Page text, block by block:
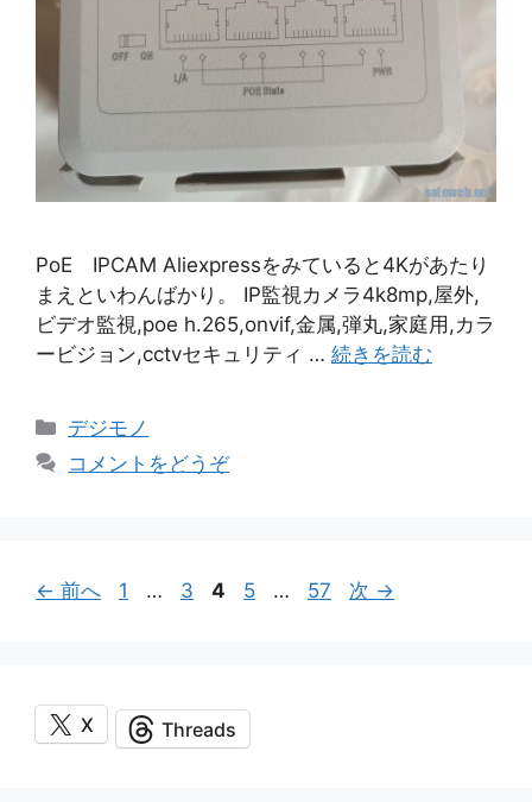
PoE IPCAM Aliexpressをみていると4Kがあたり
まえといわんばかり。 IP監視カメラ4k8mp,屋外,
ビデオ監視,poe h.265,onvif,金属,弾丸,家庭用,カラ
ービジョン,cctvセキュリティ … 続きを読む
カ
テ
デジモノ
コメントをどうぞ
← 前へ
ペ
1 …
ペ
3
ペ
4
ペ
5 …
ペ
57 次 →
X Threads